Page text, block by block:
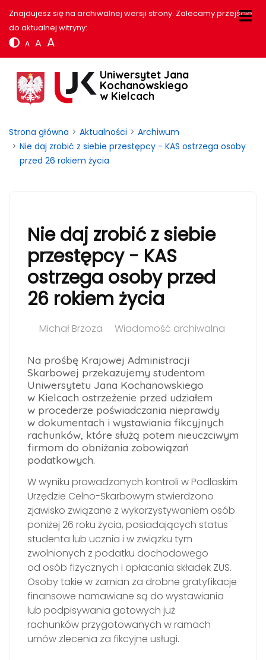
Znajdujesz się na archiwalnej wersji strony. Zalecamy przejście
do aktualnej witryny:
A A A
Uniwersytet Jana
Kochanowskiego
w Kielcach
Strona główna Aktualności
Archiwum
Nie daj zrobić z siebie przestępcy - KAS ostrzega osoby
przed 26 rokiem życia
Nie daj zrobić z siebie
przestępcy - KAS
ostrzega osoby przed
26 rokiem życia
Michał Brzoza Wiadomość archiwalna
Na prośbę Krajowej Administracji
Skarbowej przekazujemy studentom
Uniwersytetu Jana Kochanowskiego
w Kielcach ostrzeżenie przed udziałem
w procederze poświadczania nieprawdy
w dokumentach i wystawiania fikcyjnych
rachunków, które służą potem nieuczciwym
firmom do obniżania zobowiązań
podatkowych.
W wyniku prowadzonych kontroli w Podlaskim
Urzędzie Celno-Skarbowym stwierdzono
zjawisko związane z wykorzystywaniem osób
poniżej 26 roku życia, posiadających status
studenta lub ucznia i w związku tym
zwolnionych z podatku dochodowego
od osób fizycznych i opłacania składek ZUS.
Osoby takie w zamian za drobne gratyfikacje
finansowe namawiane są do wystawiania
lub podpisywania gotowych już
rachunków przygotowanych w ramach
umów zlecenia za fikcyjne usługi.